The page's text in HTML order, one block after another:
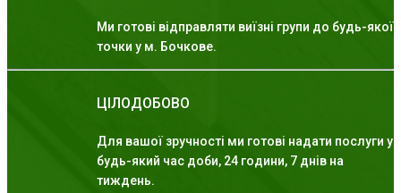
Ми готові відправляти виїзні групи до будь-якої
точки у м. Бочкове.
ЦІЛОДОБОВО
Для вашої зручності ми готові надати послуги у
будь-який час доби, 24 години, 7 днів на
тиждень.